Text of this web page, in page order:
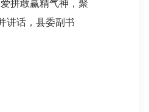
拼敢赢精气神，聚
讲话，县委副书